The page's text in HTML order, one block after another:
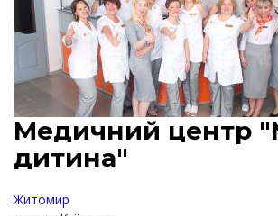
Медичний центр
дитина"
Житомир